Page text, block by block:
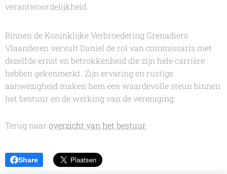
verantwoordelijkheid.
Binnen de Koninklijke Verbroedering Grenadiers
Vlaanderen vervult Daniel de rol van commissaris met
dezelfde ernst en betrokkenheid die zijn hele carrière
hebben gekenmerkt. Zijn ervaring en rustige
aanwezigheid maken hem een waardevolle steun binnen
het bestuur en de werking van de vereniging.
Terug naar overzicht van het bestuur
Share